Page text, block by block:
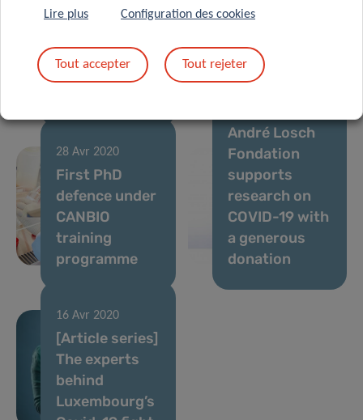
behind
biomedical
research
[Article series]
behind
Luxembourg’s
28 Avr 2020
First PhD
defence under
CANBIO
training
programme
André Losch
Fondation
supports
research on
COVID-19 with
a generous
donation
16 Avr 2020
[Article series]
The experts
behind
Luxembourg’s
Lire plus Configuration des cookies
Tout accepter Tout rejeter